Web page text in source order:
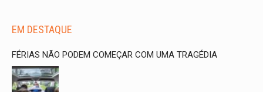
EM DESTAQUE
FÉRIAS NÃO PODEM COMEÇAR COM UMA TRAGÉDIA